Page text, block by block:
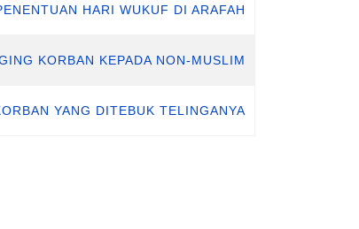
HARI WUKUF DI ARAFAH
KORBAN KEPADA NON-MUSLIM
YANG DITEBUK TELINGANYA?